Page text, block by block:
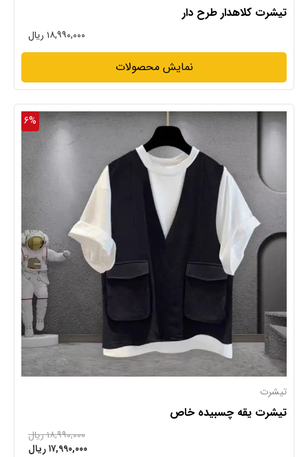
تیشرت کلاهدار طرح دار
۱۸,۹۹۰,۰۰۰ ریال
نمایش محصولات
6%
تیشرت
تیشرت یقه چسبیده خاص
۱۸,۹۹۰,۰۰۰ ریال
۱۷,۹۹۰,۰۰۰ ریال